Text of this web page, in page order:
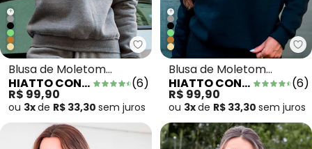
+
Hiatto Confecção - Blusa de
Blusa de Moletom
Peluciado Fem Mescla
Grafite
HIATTO CONFECÇÃO (6)
R$ 99,90
ou 3xde R$ 33,30 sem juros
+
Blusa de Moletom
Peluciado Fem Preto
HIATTO CONFECÇÃO (6)
R$ 99,90
ou 3xde R$ 33,30 sem juros